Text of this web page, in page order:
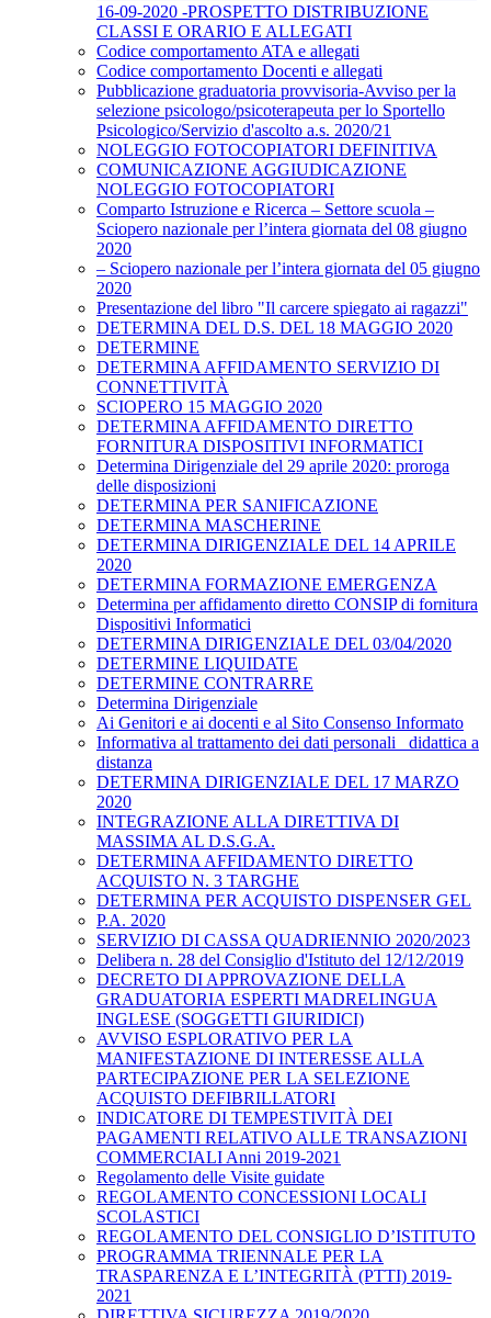
16-09-2020 -PROSPETTO DISTRIBUZIONE
CLASSI E ORARIO E ALLEGATI
Codice comportamento ATA e allegati
Codice comportamento Docenti e allegati
Pubblicazione graduatoria provvisoria-Avviso per la
selezione psicologo/psicoterapeuta per lo Sportello
Psicologico/Servizio d'ascolto a.s. 2020/21
NOLEGGIO FOTOCOPIATORI DEFINITIVA
COMUNICAZIONE AGGIUDICAZIONE
NOLEGGIO FOTOCOPIATORI
Comparto Istruzione e Ricerca – Settore scuola –
Sciopero nazionale per l’intera giornata del 08 giugno
2020
– Sciopero nazionale per l’intera giornata del 05 giugno
2020
Presentazione del libro "Il carcere spiegato ai ragazzi"
DETERMINA DEL D.S. DEL 18 MAGGIO 2020
DETERMINE
DETERMINA AFFIDAMENTO SERVIZIO DI
CONNETTIVITÀ
SCIOPERO 15 MAGGIO 2020
DETERMINA AFFIDAMENTO DIRETTO
FORNITURA DISPOSITIVI INFORMATICI
Determina Dirigenziale del 29 aprile 2020: proroga
delle disposizioni
DETERMINA PER SANIFICAZIONE
DETERMINA MASCHERINE
DETERMINA DIRIGENZIALE DEL 14 APRILE
2020
DETERMINA FORMAZIONE EMERGENZA
Determina per affidamento diretto CONSIP di fornitura
Dispositivi Informatici
DETERMINA DIRIGENZIALE DEL 03/04/2020
DETERMINE LIQUIDATE
DETERMINE CONTRARRE
Determina Dirigenziale
Ai Genitori e ai docenti e al Sito Consenso Informato
Informativa al trattamento dei dati personali _didattica a
distanza
DETERMINA DIRIGENZIALE DEL 17 MARZO
2020
INTEGRAZIONE ALLA DIRETTIVA DI
MASSIMA AL D.S.G.A.
DETERMINA AFFIDAMENTO DIRETTO
ACQUISTO N. 3 TARGHE
DETERMINA PER ACQUISTO DISPENSER GEL
P.A. 2020
SERVIZIO DI CASSA QUADRIENNIO 2020/2023
Delibera n. 28 del Consiglio d'Istituto del 12/12/2019
DECRETO DI APPROVAZIONE DELLA
GRADUATORIA ESPERTI MADRELINGUA
INGLESE (SOGGETTI GIURIDICI)
AVVISO ESPLORATIVO PER LA
MANIFESTAZIONE DI INTERESSE ALLA
PARTECIPAZIONE PER LA SELEZIONE
ACQUISTO DEFIBRILLATORI
INDICATORE DI TEMPESTIVITÀ DEI
PAGAMENTI RELATIVO ALLE TRANSAZIONI
COMMERCIALI Anni 2019-2021
Regolamento delle Visite guidate
REGOLAMENTO CONCESSIONI LOCALI
SCOLASTICI
REGOLAMENTO DEL CONSIGLIO D’ISTITUTO
PROGRAMMA TRIENNALE PER LA
TRASPARENZA E L’INTEGRITÀ (PTTI) 2019-
2021